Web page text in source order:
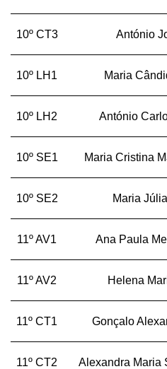
10º CT3 António
10º LH1 Maria
10º LH2 António
10º SE1 Maria Cristina
10º SE2 Maria
11º AV1 Ana Paula
11º AV2 Helena
11º CT1 Gonçalo
11º CT2 Alexandra Maria